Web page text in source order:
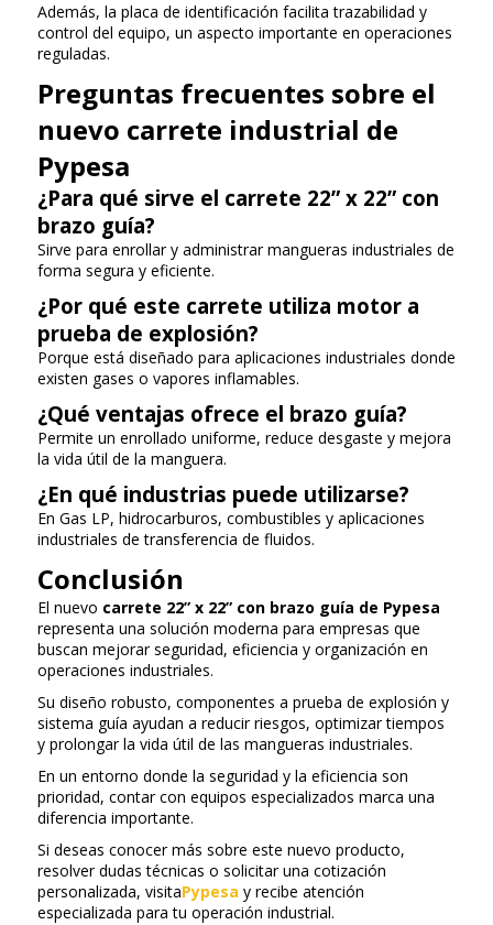
Además, la placa de identificación facilita trazabilidad y
control del equipo, un aspecto importante en operaciones
reguladas.
Preguntas frecuentes sobre el
nuevo carrete industrial de
Pypesa
¿Para qué sirve el carrete 22” x 22” con
brazo guía?
Sirve para enrollar y administrar mangueras industriales de
forma segura y eficiente.
¿Por qué este carrete utiliza motor a
prueba de explosión?
Porque está diseñado para aplicaciones industriales donde
existen gases o vapores inflamables.
¿Qué ventajas ofrece el brazo guía?
Permite un enrollado uniforme, reduce desgaste y mejora
la vida útil de la manguera.
¿En qué industrias puede utilizarse?
En Gas LP, hidrocarburos, combustibles y aplicaciones
industriales de transferencia de fluidos.
Conclusión
El nuevo carrete 22” x 22” con brazo guía de Pypesa
representa una solución moderna para empresas que
buscan mejorar seguridad, eficiencia y organización en
operaciones industriales.
Su diseño robusto, componentes a prueba de explosión y
sistema guía ayudan a reducir riesgos, optimizar tiempos
y prolongar la vida útil de las mangueras industriales.
En un entorno donde la seguridad y la eficiencia son
prioridad, contar con equipos especializados marca una
diferencia importante.
Si deseas conocer más sobre este nuevo producto,
resolver dudas técnicas o solicitar una cotización
personalizada, visitaPypesa y recibe atención
especializada para tu operación industrial.